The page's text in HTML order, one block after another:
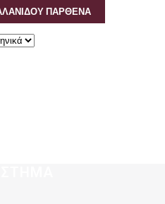
ΠΑΡΘΕΝΑ